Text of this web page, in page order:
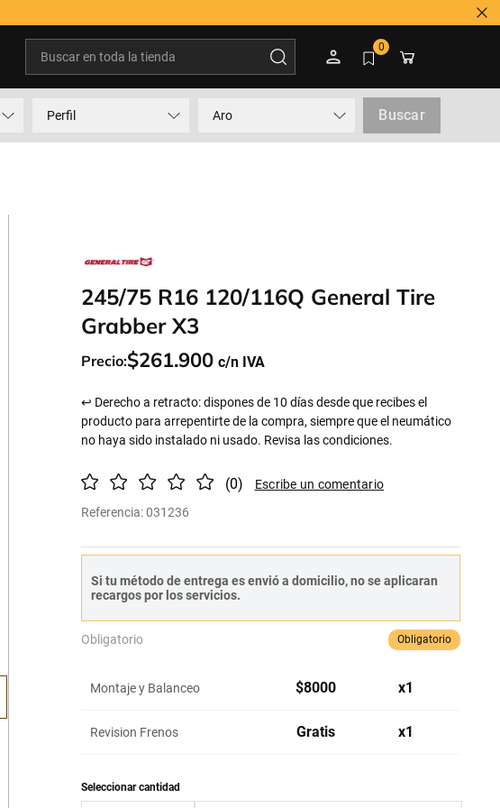
0
Perfil Aro Buscar
245/75 R16 120/116Q General Tire
Grabber X3
Precio:$261.900
↩ Derecho a retracto: dispones de 10 días desde que recibes el
producto para arrepentirte de la compra, siempre que el neumático
no haya sido instalado ni usado. Revisa las condiciones.
(0)
Referencia:031236
Si tu método de entrega es envió a domicilio, no se aplicaran
recargos por los servicios.
Obligatorio Obligatorio
Montaje y Balanceo $8000 x1
Revision Frenos Gratis x1